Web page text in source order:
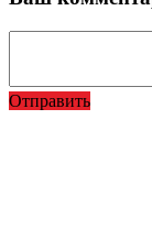
Отправить